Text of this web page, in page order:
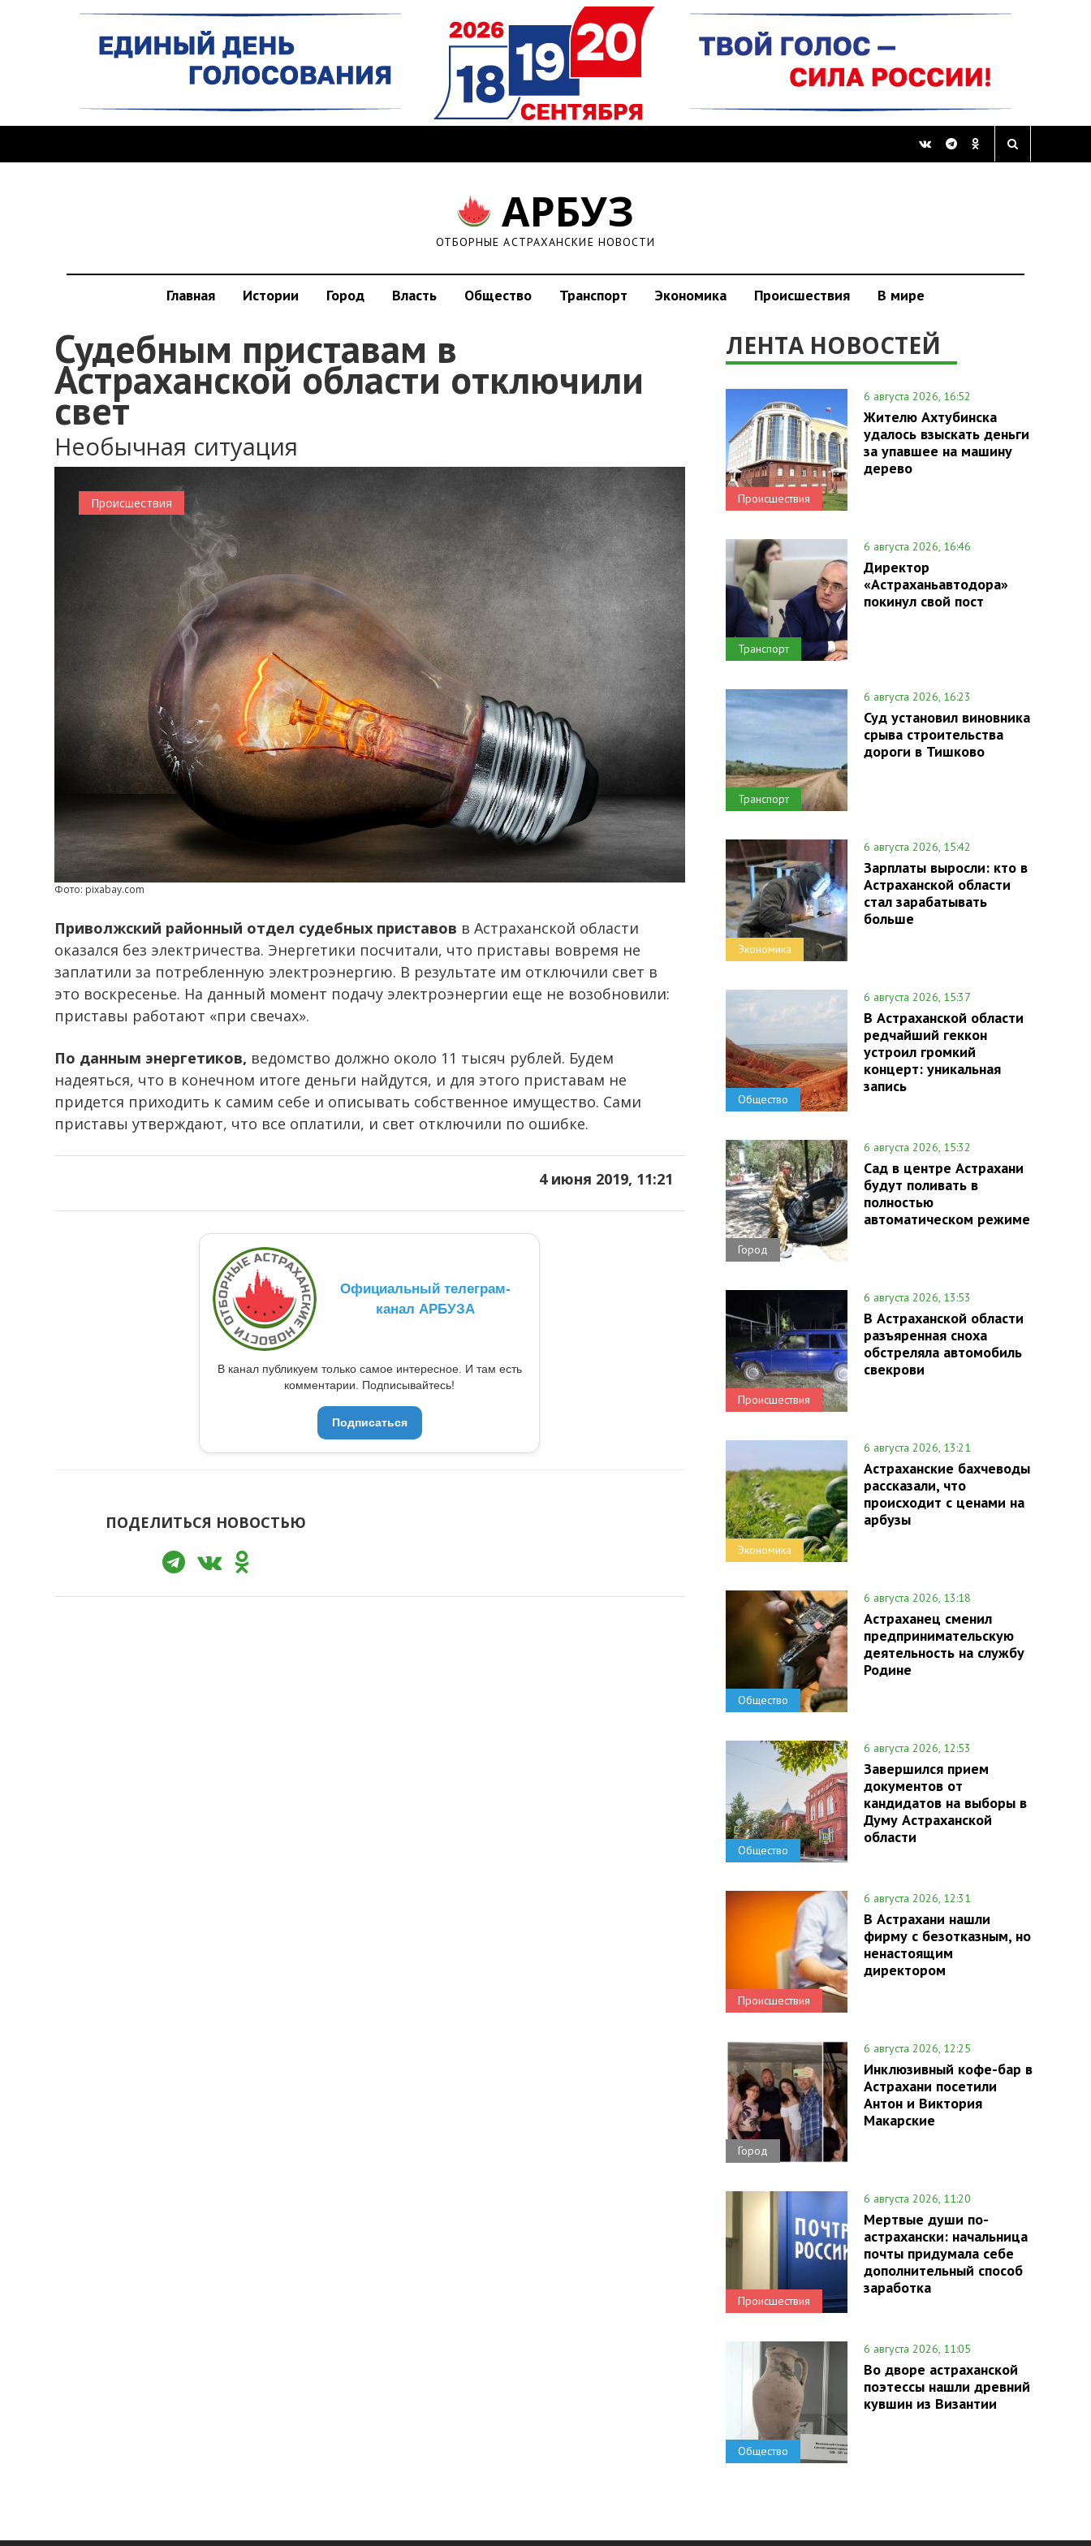
АРБУЗ
ОТБОРНЫЕ АСТРАХАНСКИЕ НОВОСТИ
Главная Истории Город Власть Общество Транспорт Экономика Происшествия В мире
Судебным приставам в
Астраханской области отключили
свет
Необычная ситуация
Происшествия
Фото: pixabay.com
Приволжский районный отдел судебных приставов в Астраханской области
оказался без электричества. Энергетики посчитали, что приставы вовремя не
заплатили за потребленную электроэнергию. В результате им отключили свет в
это воскресенье. На данный момент подачу электроэнергии еще не возобновили:
приставы работают «при свечах».
По данным энергетиков, ведомство должно около 11 тысяч рублей. Будем
надеяться, что в конечном итоге деньги найдутся, и для этого приставам не
придется приходить к самим себе и описывать собственное имущество. Сами
приставы утверждают, что все оплатили, и свет отключили по ошибке.
4 июня 2019, 11:21
Официальный телеграм-
канал АРБУЗА
В канал публикуем только самое интересное. И там есть
комментарии. Подписывайтесь!
Подписаться
ПОДЕЛИТЬСЯ НОВОСТЬЮ
ЛЕНТА НОВОСТЕЙ
Происшествия
6 августа 2026, 16:52
Жителю Ахтубинска
удалось взыскать деньги
за упавшее на машину
дерево
Транспорт
6 августа 2026, 16:46
Директор
«Астраханьавтодора»
покинул свой пост
Транспорт
6 августа 2026, 16:23
Суд установил виновника
срыва строительства
дороги в Тишково
Экономика
6 августа 2026, 15:42
Зарплаты выросли: кто в
Астраханской области
стал зарабатывать
больше
Общество
6 августа 2026, 15:37
В Астраханской области
редчайший геккон
устроил громкий
концерт: уникальная
запись
Город
6 августа 2026, 15:32
Сад в центре Астрахани
будут поливать в
полностью
автоматическом режиме
Происшествия
6 августа 2026, 13:53
В Астраханской области
разъяренная сноха
обстреляла автомобиль
свекрови
Экономика
6 августа 2026, 13:21
Астраханские бахчеводы
рассказали, что
происходит с ценами на
арбузы
Общество
6 августа 2026, 13:18
Астраханец сменил
предпринимательскую
деятельность на службу
Родине
Общество
6 августа 2026, 12:53
Завершился прием
документов от
кандидатов на выборы в
Думу Астраханской
области
Происшествия
6 августа 2026, 12:31
В Астрахани нашли
фирму с безотказным, но
ненастоящим
директором
Город
6 августа 2026, 12:25
Инклюзивный кофе-бар в
Астрахани посетили
Антон и Виктория
Макарские
Происшествия
6 августа 2026, 11:20
Мертвые души по-
астрахански: начальница
почты придумала себе
дополнительный способ
заработка
Общество
6 августа 2026, 11:05
Во дворе астраханской
поэтессы нашли древний
кувшин из Византии